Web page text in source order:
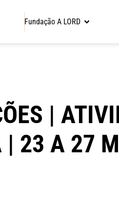
Fundação A LORD
|
| 23 A 27